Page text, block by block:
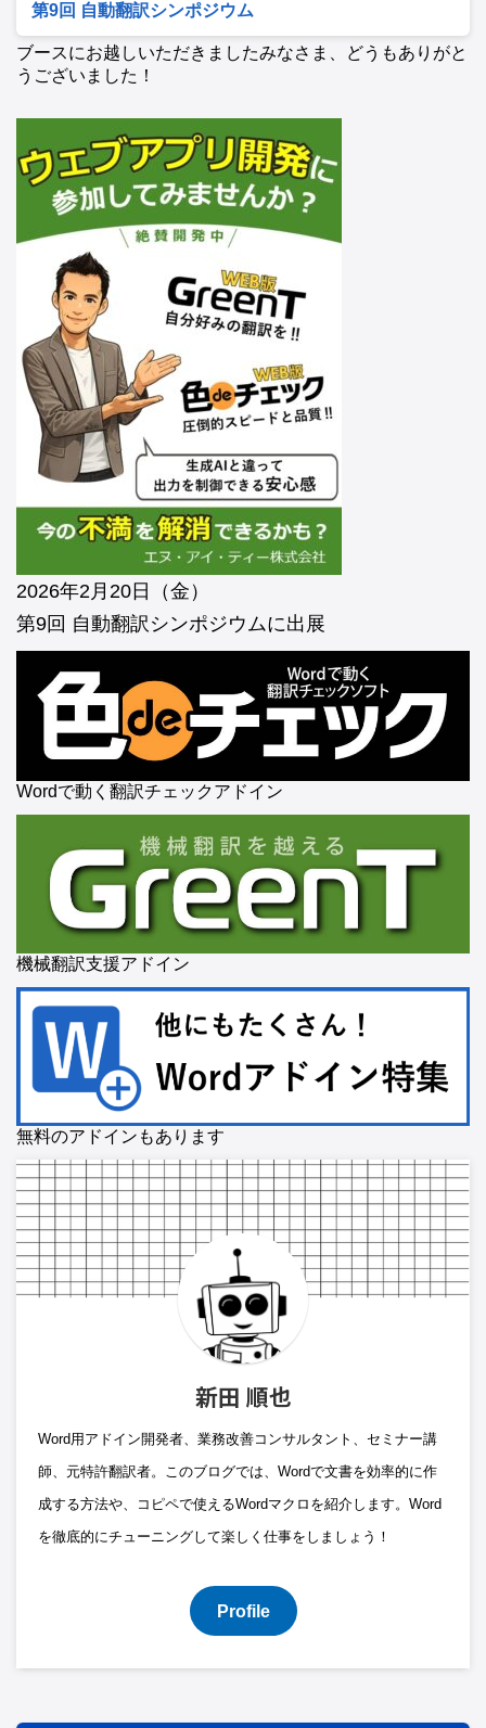
第9回 自動翻訳シンポジウム
ブースにお越しいただきましたみなさま、どうもありがと
うございました！
2026年2月20日（金）
第9回 自動翻訳シンポジウムに出展
Wordで動く翻訳チェックアドイン
機械翻訳支援アドイン
無料のアドインもあります
新田 順也
Word用アドイン開発者、業務改善コンサルタント、セミナー講
師、元特許翻訳者。このブログでは、Wordで文書を効率的に作
成する方法や、コピペで使えるWordマクロを紹介します。Word
を徹底的にチューニングして楽しく仕事をしましょう！
Profile